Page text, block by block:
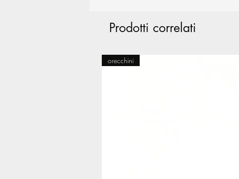
Prodotti correlati
orecchini